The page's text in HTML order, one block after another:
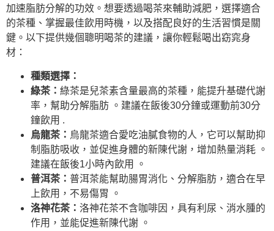
加速脂肪分解的功效。想要透過喝茶來輔助減肥，選擇適合
的茶種、掌握最佳飲用時機，以及搭配良好的生活習慣是關
鍵。以下提供幾個聰明喝茶的建議，讓你輕鬆喝出窈窕身
材：
種類選擇：
綠茶： 綠茶是兒茶素含量最高的茶種，能提升基礎代謝
率，幫助分解脂肪 。建議在飯後30分鐘或運動前30分
鐘飲用 .
烏龍茶： 烏龍茶適合愛吃油膩食物的人，它可以幫助抑
制脂肪吸收，並促進身體的新陳代謝，增加熱量消耗 。
建議在飯後1小時內飲用 。
普洱茶： 普洱茶能幫助腸胃消化、分解脂肪，適合在早
上飲用，不易傷胃 。
洛神花茶： 洛神花茶不含咖啡因，具有利尿、消水腫的
作用，並能促進新陳代謝 。